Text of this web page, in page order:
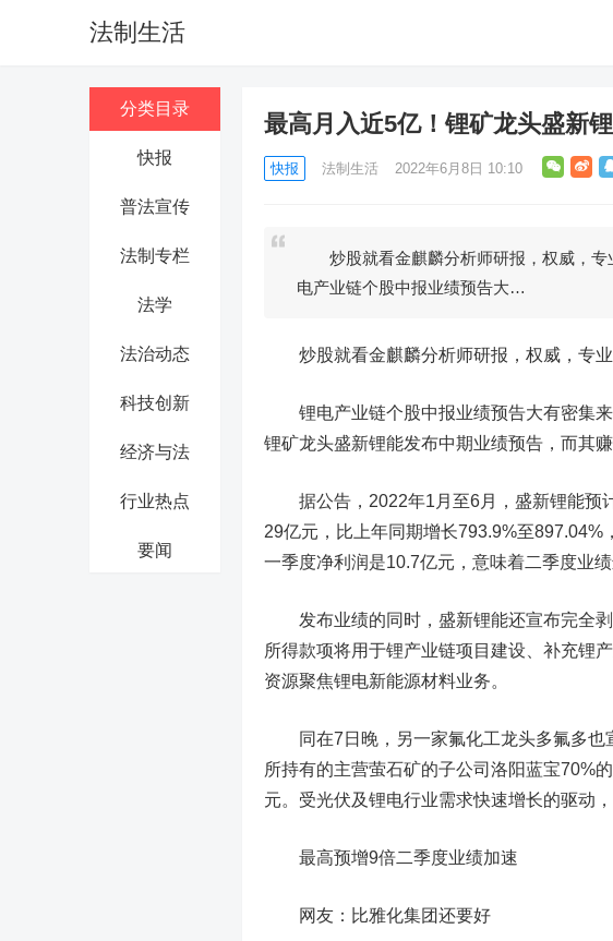
法制生活
分类目录
快报
普法宣传
法制专栏
法学
法治动态
科技创新
经济与法
行业热点
要闻
最高月入近5亿！锂矿龙头盛新
快报 法制生活 2022年6月8日 10:10
炒股就看金麒麟分析师研报，权威，
电产业链个股中报业绩预告大…
炒股就看金麒麟分析师研报，权威，专业
锂电产业链个股中报业绩预告大有密集来
锂矿龙头盛新锂能发布中期业绩预告，而其
据公告，2022年1月至6月，盛新锂能预
29亿元，比上年同期增长793.9%至897.04%
一季度净利润是10.7亿元，意味着二季度业绩
发布业绩的同时，盛新锂能还宣布完全剥
所得款项将用于锂产业链项目建设、补充锂
资源聚焦锂电新能源材料业务。
同在7日晚，另一家氟化工龙头多氟多也
所持有的主营萤石矿的子公司洛阳蓝宝70%
元。受光伏及锂电行业需求快速增长的驱动
最高预增9倍二季度业绩加速
网友：比雅化集团还要好